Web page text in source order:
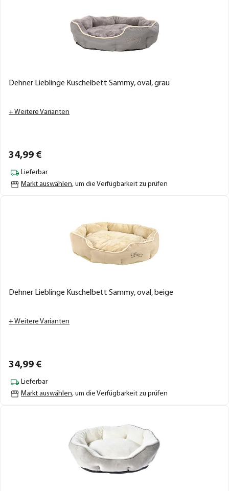
Dehner Lieblinge Kuschelbett Sammy, oval, grau
+ Weitere Varianten
34,99 €
Lieferbar
Markt auswählen, um die Verfügbarkeit zu prüfen
Dehner Lieblinge Kuschelbett Sammy, oval, beige
+ Weitere Varianten
34,99 €
Lieferbar
Markt auswählen, um die Verfügbarkeit zu prüfen